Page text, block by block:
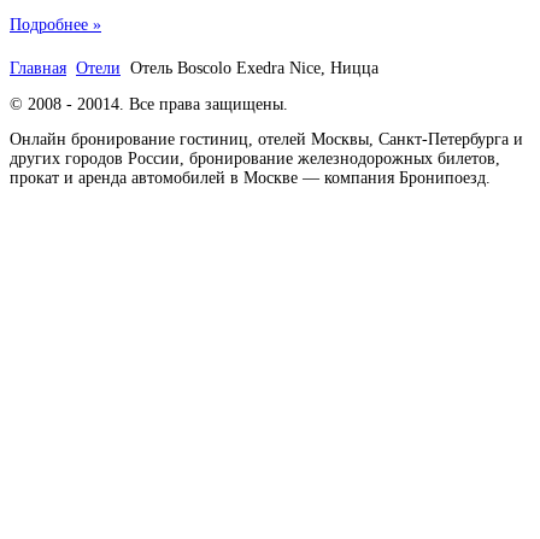
Подробнее »
Главная Отели Отель Boscolo Exedra Nice, Ницца
© 2008 - 20014. Все права защищены.
Онлайн бронирование гостиниц, отелей Москвы, Санкт-Петербурга и
других городов России, бронирование железнодорожных билетов,
прокат и аренда автомобилей в Москве — компания Бронипоезд.